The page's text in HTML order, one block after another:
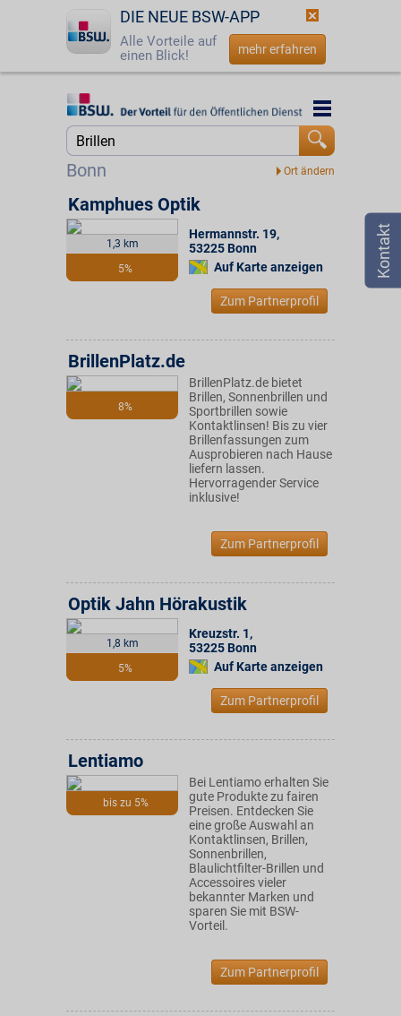
DIE NEUE BSW-APP
Alle Vorteile auf
einen Blick!
mehr erfahren
Startseite
☎ 0800 - 279 25 82
Bonn
Startseite
1,3 km
5%
Kamphues Optik
Hermannstr. 19,
53225 Bonn
Auf Karte anzeigen
Zum Partnerprofil
8%
BrillenPlatz.de
BrillenPlatz.de bietet
Brillen, Sonnenbrillen und
Sportbrillen sowie
Kontaktlinsen! Bis zu vier
Brillenfassungen zum
Ausprobieren nach Hause
liefern lassen.
Hervorragender Service
inklusive!
Zum Partnerprofil
1,8 km
5%
Optik Jahn Hörakustik
Kreuzstr. 1,
53225 Bonn
Auf Karte anzeigen
Zum Partnerprofil
bis zu 5%
Lentiamo
Bei Lentiamo erhalten Sie
gute Produkte zu fairen
Preisen. Entdecken Sie
eine große Auswahl an
Kontaktlinsen, Brillen,
Sonnenbrillen,
Blaulichtfilter-Brillen und
Accessoires vieler
bekannter Marken und
sparen Sie mit BSW-
Vorteil.
Zum Partnerprofil